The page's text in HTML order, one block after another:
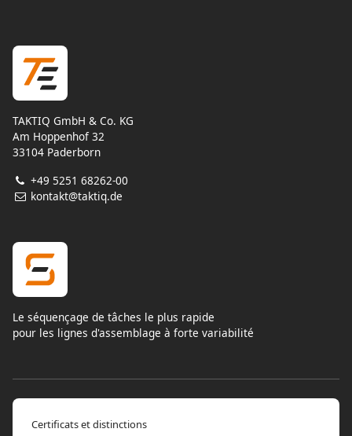
TAKTIQ GmbH & Co. KG
Am Hoppenhof 32
33104 Paderborn
+49 5251 68262-00
kontakt@taktiq.de
Le séquençage de tâches le plus rapide
pour les lignes d'assemblage à forte variabilité
Certificats et distinctions